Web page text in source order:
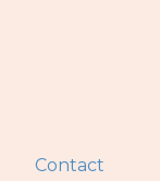
Contact